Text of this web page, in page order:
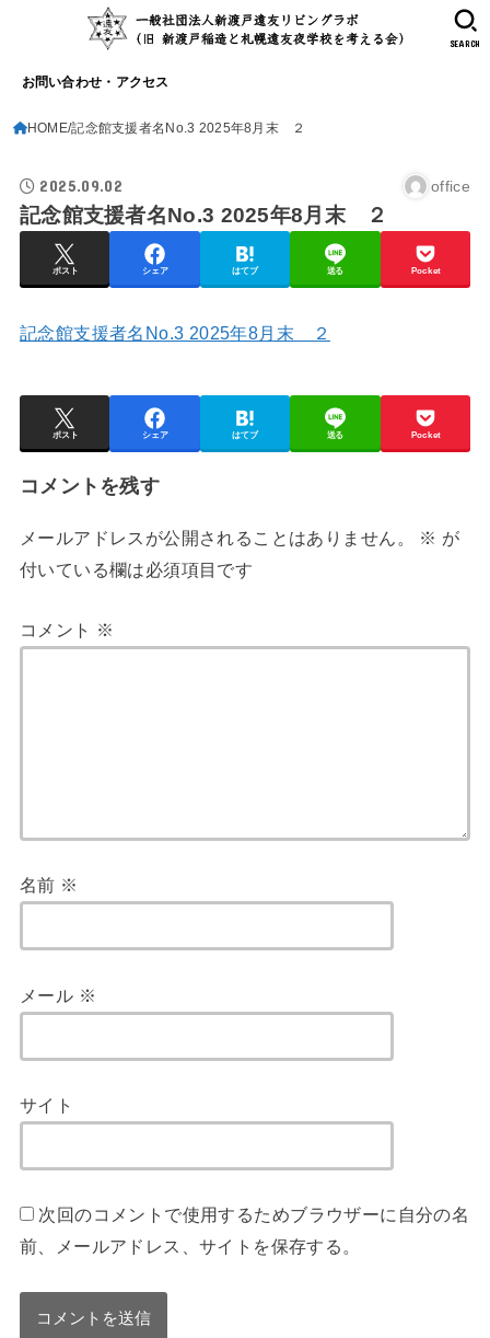
お問い合わせ・アクセス
SEARCH
HOME 記念館支援者名No.3 2025年8月末 ２
2025.09.02 office
記念館支援者名No.3 2025年8月末 ２
ポスト シェア はてブ 送る Pocket
記念館支援者名No.3 2025年8月末 ２
ポスト シェア はてブ 送る Pocket
コメントを残す
メールアドレスが公開されることはありません。 ※ が
付いている欄は必須項目です
コメント ※
名前 ※
メール ※
サイト
次回のコメントで使用するためブラウザーに自分の名
前、メールアドレス、サイトを保存する。